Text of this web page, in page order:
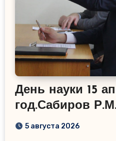
День науки 15
год.Сабиров
5 августа 2026